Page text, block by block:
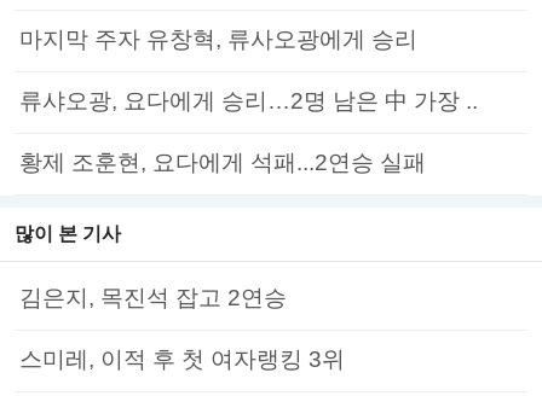
마지막 주자 유창혁, 류사오광에게 승리
류샤오광, 요다에게 승리…2명 남은 中 가장 ..
황제 조훈현, 요다에게 석패...2연승 실패
많이 본 기사
김은지, 목진석 잡고 2연승
스미레, 이적 후 첫 여자랭킹 3위